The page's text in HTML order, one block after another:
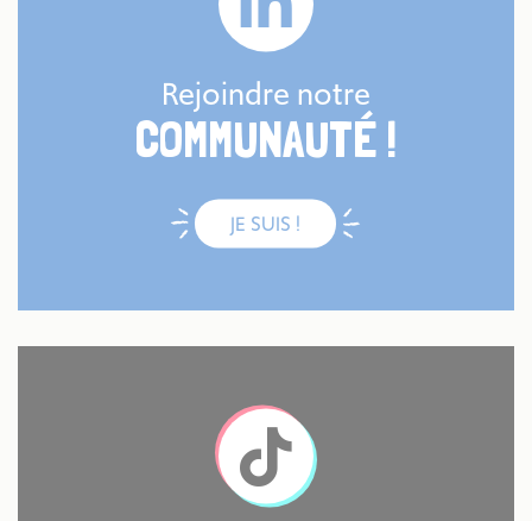
Rejoindre notre
COMMUNAUTÉ !
JE SUIS !